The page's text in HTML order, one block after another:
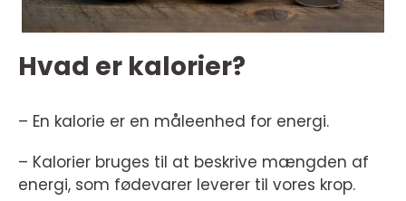
Hvad er kalorier?
– En kalorie er en måleenhed for energi.
– Kalorier bruges til at beskrive mængden af
energi, som fødevarer leverer til vores krop.